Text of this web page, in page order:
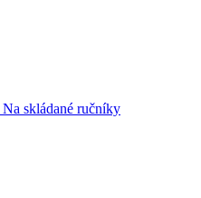
Na skládané ručníky